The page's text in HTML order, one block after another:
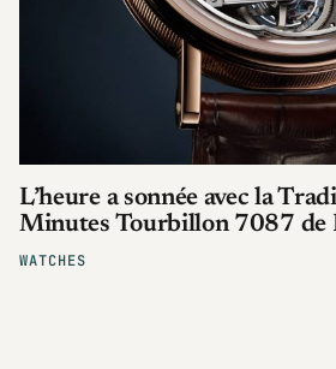
WATCHES
L’heure a sonnée avec la
Minutes Tourbillon 7087 de